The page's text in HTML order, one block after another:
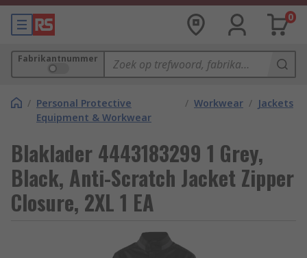
0
Fabrikantnummer
/ Personal Protective
Equipment & Workwear
/ Workwear / Jackets
Blaklader 4443183299 1 Grey,
Black, Anti-Scratch Jacket Zipper
Closure, 2XL 1 EA